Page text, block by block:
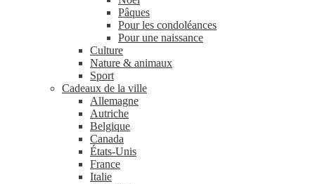
Pâques
Pour les condoléances
Pour une naissance
Culture
Nature & animaux
Sport
Cadeaux de la ville
Allemagne
Autriche
Belgique
Canada
États-Unis
France
Italie